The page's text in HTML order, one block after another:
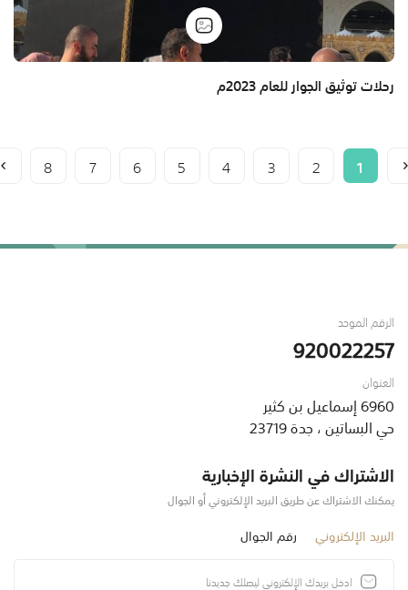
رحلات توثيق الجوار للعام 2023م
الرقم الموحد
920022257
العنوان
6960 إسماعيل بن كثير
حي البساتين ، جدة 23719
الاشتراك في النشرة الإخبارية
يمكنك الاشتراك عن طريق البريد الإلكتروني أو الجوال
البريد الإلكتروني رقم الجوال